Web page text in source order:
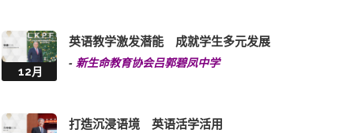
12月
英语教学激发潜能 成就学生多元发展
- 新生命教育协会吕郭碧凤中学
打造沉浸语境 英语活学活用